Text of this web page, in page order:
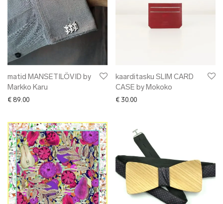
matid MANSETILÕVID by
Markko Karu
€ 89.00
kaarditasku SLIM CARD
CASE by Mokoko
€ 30.00